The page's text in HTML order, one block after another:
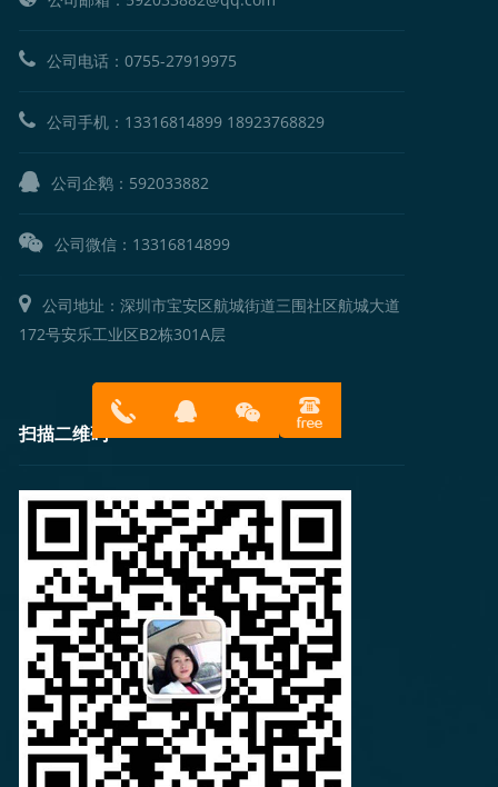
公司电话：0755-27919975
公司手机： 13316814899 18923768829
公司企鹅： 592033882
公司微信：13316814899
公司地址：深圳市宝安区航城街道三围社区航城大道
172号安乐工业区B2栋301A层
扫描二维码
899